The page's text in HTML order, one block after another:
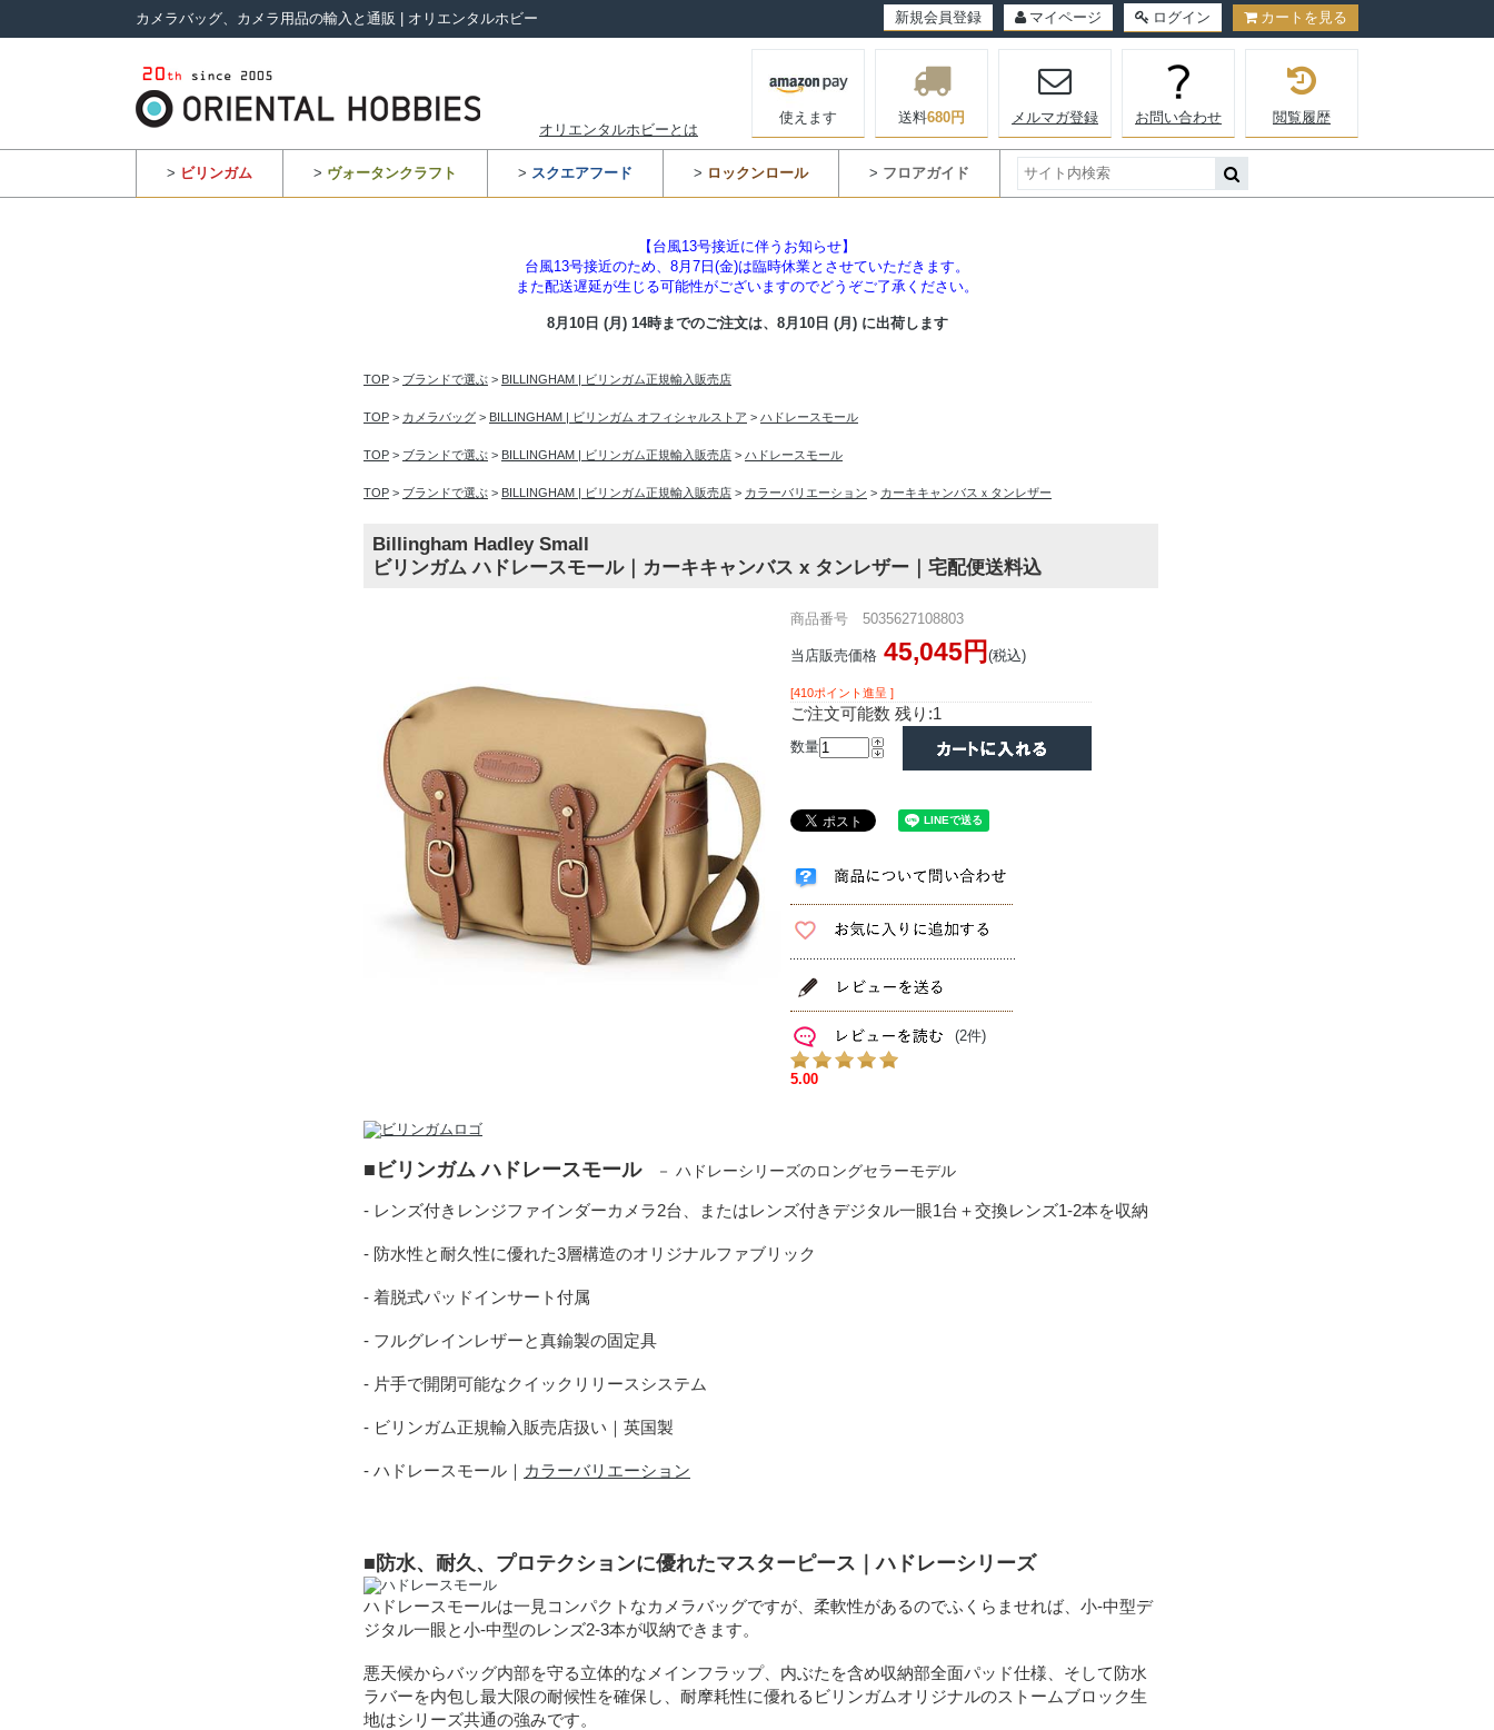
カメラバッグ、カメラ用品の輸入と通販 | オリエンタルホビー 新規会員登録 マイページ ログイン カートを見る
オリエンタルホビーとは
使えます 送料680円 メルマガ登録 お問い合わせ 閲覧履歴
> ビリンガム > ヴォータンクラフト > スクエアフード > ロックンロール > フロアガイド
【台風13号接近に伴うお知らせ】
台風13号接近のため、8月7日(金)は臨時休業とさせていただきます。
また配送遅延が生じる可能性がございますのでどうぞご了承ください。
8月10日 (月) 14時までのご注文は、 8月10日 (月) に出荷します
TOP > ブランドで選ぶ > BILLINGHAM | ビリンガム正規輸入販売店
TOP > カメラバッグ > BILLINGHAM | ビリンガム オフィシャルストア > ハドレースモール
TOP > ブランドで選ぶ > BILLINGHAM | ビリンガム正規輸入販売店 > ハドレースモール
TOP > ブランドで選ぶ > BILLINGHAM | ビリンガム正規輸入販売店 > カラーバリエーション > カーキキャンバスｘタンレザー
Billingham Hadley Small
ビリンガム ハドレースモール｜カーキキャンバス x タンレザー｜宅配便送料込
商品番号 5035627108803
当店販売価格 45,045円(税込)
[410ポイント進呈 ]
ご注文可能数 残り:1
数量
(2件)
■ビリンガム ハドレースモール － ハドレーシリーズのロングセラーモデル
- レンズ付きレンジファインダーカメラ2台、またはレンズ付きデジタル一眼1台＋交換レンズ1-2本を収納
- 防水性と耐久性に優れた3層構造のオリジナルファブリック
- 着脱式パッドインサート付属
- フルグレインレザーと真鍮製の固定具
- 片手で開閉可能なクイックリリースシステム
- ビリンガム正規輸入販売店扱い｜英国製
- ハドレースモール｜ カラーバリエーション
■防水、耐久、プロテクションに優れたマスターピース｜ハドレーシリーズ
ハドレースモールは一見コンパクトなカメラバッグですが、柔軟性があるのでふくらませれば、小-中型デ
ジタル一眼と小-中型のレンズ2-3本が収納できます。
悪天候からバッグ内部を守る立体的なメインフラップ、内ぶたを含め収納部全面パッド仕様、そして防水
ラバーを内包し最大限の耐候性を確保し、耐摩耗性に優れるビリンガムオリジナルのストームブロック生
地はシリーズ共通の強みです。